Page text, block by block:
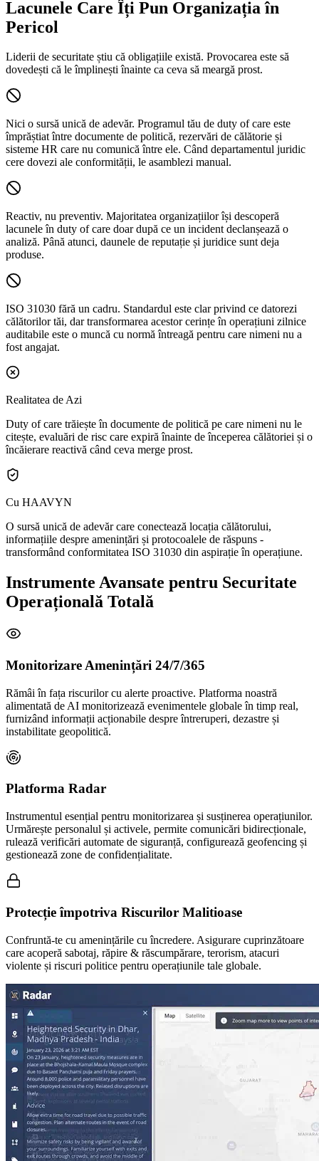
Lacunele Care Îți Pun Organizația în
Pericol
Liderii de securitate știu că obligațiile există. Provocarea este să
dovedești că le împlinești înainte ca ceva să meargă prost.
Nici o sursă unică de adevăr. Programul tău de duty of care este
împrăștiat între documente de politică, rezervări de călătorie și
sisteme HR care nu comunică între ele. Când departamentul juridic
cere dovezi ale conformității, le asamblezi manual.
Reactiv, nu preventiv. Majoritatea organizațiilor își descoperă
lacunele în duty of care doar după ce un incident declanșează o
analiză. Până atunci, daunele de reputație și juridice sunt deja
produse.
ISO 31030 fără un cadru. Standardul este clar privind ce datorezi
călătorilor tăi, dar transformarea acestor cerințe în operațiuni zilnice
auditabile este o muncă cu normă întreagă pentru care nimeni nu a
fost angajat.
Realitatea de Azi
Duty of care trăiește în documente de politică pe care nimeni nu le
citește, evaluări de risc care expiră înainte de începerea călătoriei și o
încăierare reactivă când ceva merge prost.
Cu HAAVYN
O sursă unică de adevăr care conectează locația călătorului,
informațiile despre amenințări și protocoalele de răspuns -
transformând conformitatea ISO 31030 din aspirație în operațiune.
Instrumente Avansate pentru Securitate
Operațională Totală
Monitorizare Amenințări 24/7/365
Rămâi în fața riscurilor cu alerte proactive. Platforma noastră
alimentată de AI monitorizează evenimentele globale în timp real,
furnizând informații acționabile despre întreruperi, dezastre și
instabilitate geopolitică.
Platforma Radar
Instrumentul esențial pentru monitorizarea și susținerea operațiunilor.
Urmărește personalul și activele, permite comunicări bidirecționale,
rulează verificări automate de siguranță, configurează geofencing și
gestionează zone de confidențialitate.
Protecție împotriva Riscurilor Malitioase
Confruntă-te cu amenințările cu încredere. Asigurare cuprinzătoare
care acoperă sabotaj, răpire & răscumpărare, terorism, atacuri
violente și riscuri politice pentru operațiunile tale globale.